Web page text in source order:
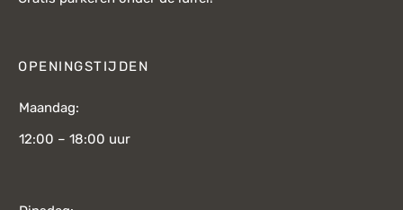
OPENINGSTIJDEN
Maandag:
12:00 – 18:00 uur